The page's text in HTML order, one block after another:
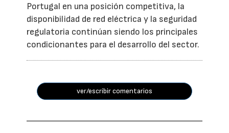
Portugal en una posición competitiva, la
disponibilidad de red eléctrica y la seguridad
regulatoria continúan siendo los principales
condicionantes para el desarrollo del sector.
ver/escribir comentarios